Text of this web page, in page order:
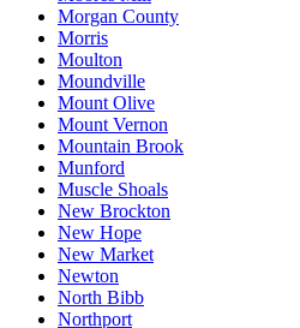
Morgan County
Morris
Moulton
Moundville
Mount Olive
Mount Vernon
Mountain Brook
Munford
Muscle Shoals
New Brockton
New Hope
New Market
Newton
North Bibb
Northport